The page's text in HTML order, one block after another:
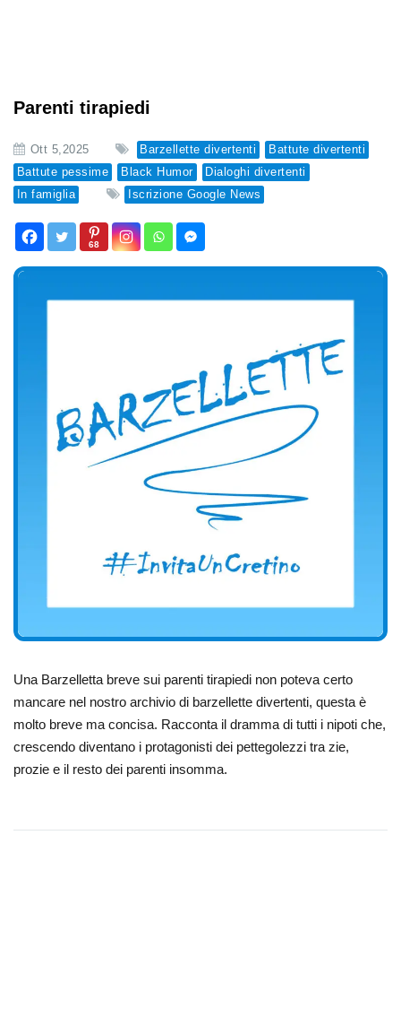
Parenti tirapiedi
Ott 5,2025 Barzellette divertenti
Battute divertenti
Battute pessime
Black Humor
Dialoghi divertenti
In famiglia
Iscrizione Google News
68
Una Barzelletta breve sui parenti tirapiedi non poteva certo
mancare nel nostro archivio di barzellette divertenti, questa è
molto breve ma concisa. Racconta il dramma di tutti i nipoti che,
crescendo diventano i protagonisti dei pettegolezzi tra zie,
prozie e il resto dei parenti insomma.